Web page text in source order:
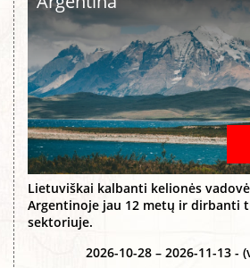
Lietuviškai kalbanti kelionės
Argentinoje jau 12 metų ir dirbanti
sektoriuje.
2026-10-28 – 2026-11-13 -